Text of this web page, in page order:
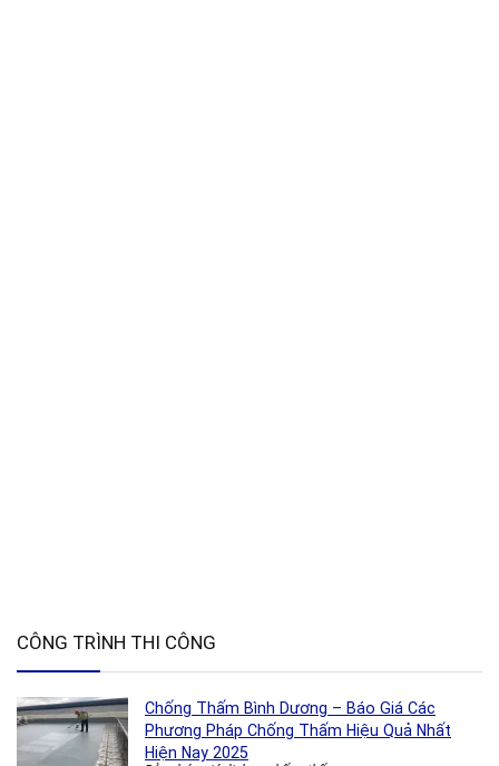
CÔNG TRÌNH THI CÔNG
Chống Thấm Bình Dương – Báo Giá Các
Phương Pháp Chống Thấm Hiệu Quả Nhất
Hiện Nay 2025